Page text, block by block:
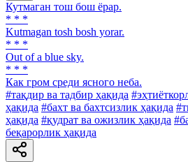
Кутмаган тош бош ёрар.
* * *
Kutmagan tosh bosh yorar.
* * *
Out of a blue sky.
* * *
Как гром среди ясного неба.
#тақдир ва тадбир ҳақида
ҳақида #бахт ва бахтсизлик ҳақида
ҳақида #қудрат ва ожизлик ҳақида
беқарорлик ҳақида